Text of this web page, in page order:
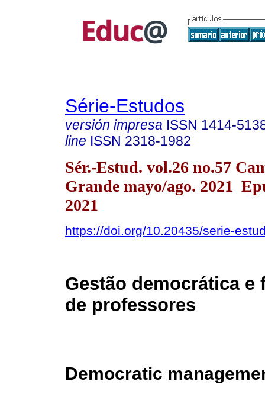
Série-Estudos
versión impresa ISSN 1414-
line ISSN 2318-1982
Sér.-Estud. vol.26 no.57
Grande mayo/ago. 2021
2021
https://doi.org/10.20435/serie-
Gestão democrática e
de professores
Democratic